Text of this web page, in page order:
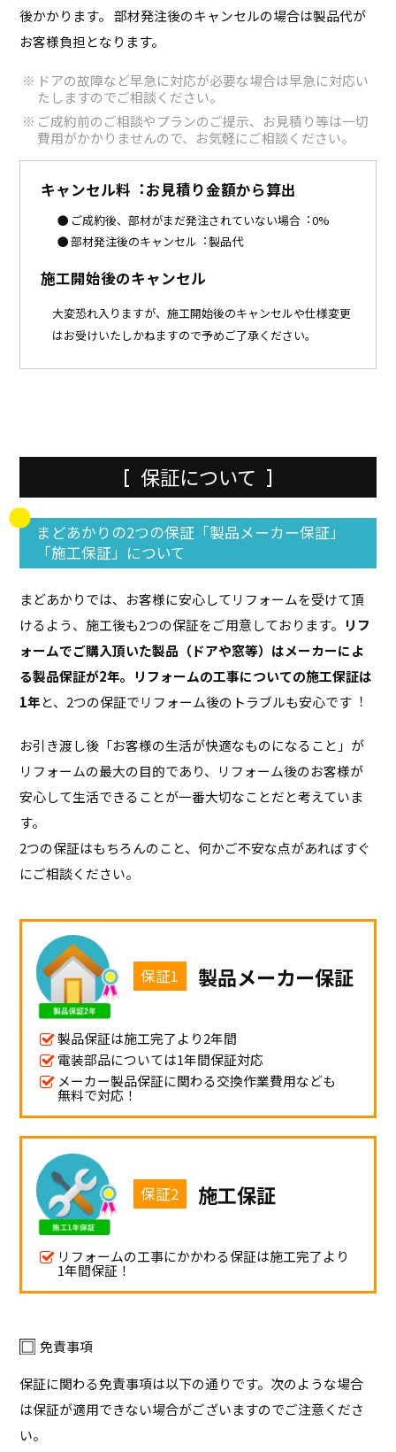
後かかります。 部材発注後のキャンセルの場合は製品代が
お客様負担となります。
ドアの故障など早急に対応が必要な場合は早急に対応い
たしますのでご相談ください。
ご成約前のご相談やプランのご提示、お見積り等は一切
費用がかかりませんので、お気軽にご相談ください。
キャンセル料︓お見積り金額から算出
ご成約後、部材がまだ発注されていない場合︓0%
部材発注後のキャンセル︓製品代
施工開始後のキャンセル
大変恐れ入りますが、施工開始後のキャンセルや仕様変更
はお受けいたしかねますので予めご了承ください。
保証について
まどあかりの2つの保証「製品メーカー保証」
「施工保証」について
まどあかりでは、お客様に安心してリフォームを受けて頂
けるよう、施工後も2つの保証をご用意しております。 リフ
ォームでご購入頂いた製品（ドアや窓等）はメーカーによ
る製品保証が2年。リフォームの工事についての施工保証は
1年と、2つの保証でリフォーム後のトラブルも安心です︕
お引き渡し後「お客様の⽣活が快適なものになること」が
リフォームの最大の目的であり、リフォーム後のお客様が
安心して生活できることが一番大切なことだと考えていま
す。
2つの保証はもちろんのこと、何かご不安な点があればすぐ
にご相談ください。
保証1 製品メーカー保証
製品保証は施工完了より2年間
電装部品については1年間保証対応
メーカー製品保証に関わる交換作業費用なども
無料で対応！
保証2 施工保証
リフォームの工事にかかわる保証は施工完了より
1年間保証！
免責事項
保証に関わる免責事項は以下の通りです。次のような場合
は保証が適用できない場合がございますのでご注意くださ
い。